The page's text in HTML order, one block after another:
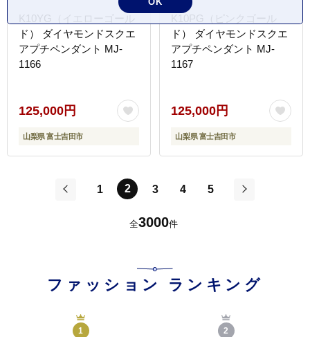
K10YG（イエローゴール
ド） ダイヤモンドスクエ
アプチペンダント MJ-
1166
125,000円
山梨県 富士吉田市
K10PG（ピンクゴール
ド） ダイヤモンドスクエ
アプチペンダント MJ-
1167
125,000円
山梨県 富士吉田市
1 2 3 4
5
全3000件
ファッション ランキング
1 2